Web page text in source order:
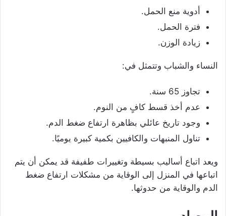
أدوية منع الحمل.
فترة الحمل.
زيادة الوزن.
النساء والشباب وتتمثل في:
تجاوز 65 سنة.
عدم أخذ قسط كافٍ من النوم.
وجود تاريخ عائلي بظاهرة ارتفاع ضغط الدم.
تناول المنبهات والكافيين بكمية كبيرة يوميًا.
ويعد اتباع أساليب بسيطة وتغييرات طفيفة قد يمكن أن يتم
اتباعها في المنزل إلى الوقاية من مشكلات ارتفاع ضغط
الدم والوقاية من حدوثها.